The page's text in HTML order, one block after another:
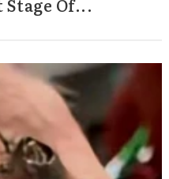
Of...